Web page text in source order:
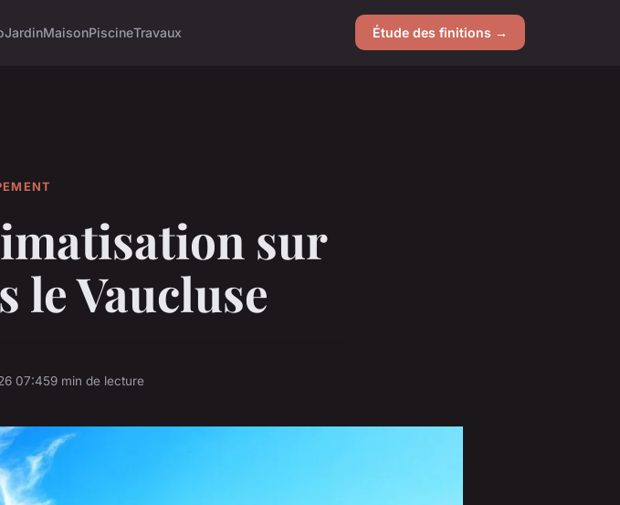
JardinMaisonPiscineTravaux Étude des finitions →
sur
le Vaucluse
07:459 min de lecture